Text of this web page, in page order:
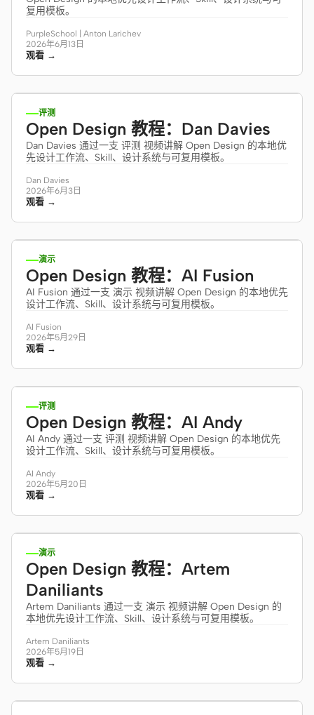
复用模板。
PurpleSchool | Anton Larichev
2026年6月13日
观看 →
54:54
评测
Open Design 教程：Dan Davies
Dan Davies 通过一支 评测 视频讲解 Open Design 的本地优
先设计工作流、Skill、设计系统与可复用模板。
Dan Davies
2026年6月3日
观看 →
8:50
演示
Open Design 教程：AI Fusion
AI Fusion 通过一支 演示 视频讲解 Open Design 的本地优先
设计工作流、Skill、设计系统与可复用模板。
AI Fusion
2026年5月29日
观看 →
9:39
评测
Open Design 教程：AI Andy
AI Andy 通过一支 评测 视频讲解 Open Design 的本地优先
设计工作流、Skill、设计系统与可复用模板。
AI Andy
2026年5月20日
观看 →
2:10
演示
Open Design 教程：Artem
Daniliants
Artem Daniliants 通过一支 演示 视频讲解 Open Design 的
本地优先设计工作流、Skill、设计系统与可复用模板。
Artem Daniliants
2026年5月19日
观看 →
10:38